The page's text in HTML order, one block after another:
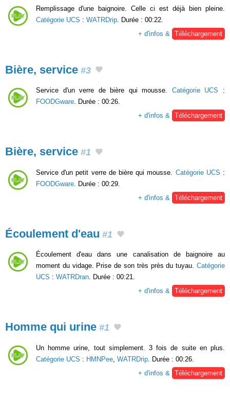
Remplissage d'une baignoire. Celle ci est déjà bien pleine.
Catégorie UCS : WATRDrip . Durée : 00:22.
+ d'infos &
Téléchargement
Bière, service #3
Service d'un verre de bière qui mousse. Catégorie UCS :
FOODGware. Durée : 00:26.
+ d'infos & Téléchargement
Bière, service #1
Service d'un petit verre de bière qui mousse. Catégorie UCS :
FOODGware . Durée : 00:29.
+ d'infos &
Téléchargement
Écoulement d'eau #1
Écoulement d'eau dans une canalisation de baignoire au
moment du vidage. Prise de son très près du tuyau. Catégorie
UCS : WATRDran. Durée : 00:21.
+ d'infos & Téléchargement
Homme qui urine #1
Un homme urine, tout simplement. 3 fois de suite en plus.
Catégorie UCS : HMNPee, WATRDrip. Durée : 00:26.
+ d'infos & Téléchargement